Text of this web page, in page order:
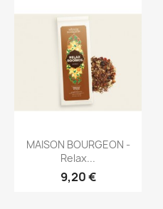
Aperçu rapide
MAISON BOURGEON -
Relax...
9,20 €